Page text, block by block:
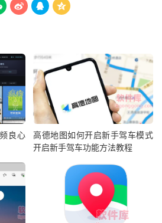
  
良心
高德地图如何开启新手驾车模式
开启新手驾车功能方法教程